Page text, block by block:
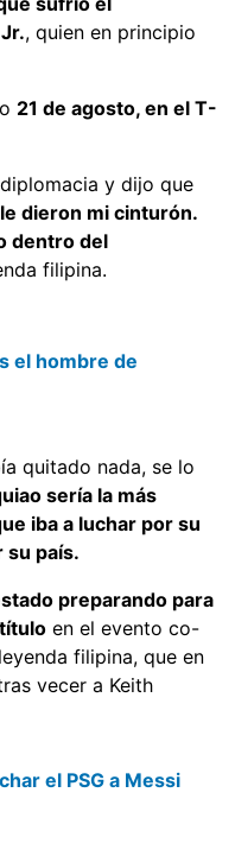
, quien en principio
21 de agosto, en el T-
y dijo que
dieron mi cinturón.
dentro del
filipina.
el hombre de
quitado nada, se lo
sería la más
iba a luchar por su
su país.
preparando para
en el evento co-
filipina, que en
vecer a Keith
el PSG a Messi